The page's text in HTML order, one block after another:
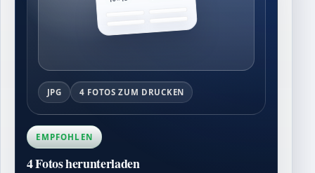
JPG 4 FOTOS ZUM DRUCKEN
EMPFOHLEN
4 Fotos herunterladen